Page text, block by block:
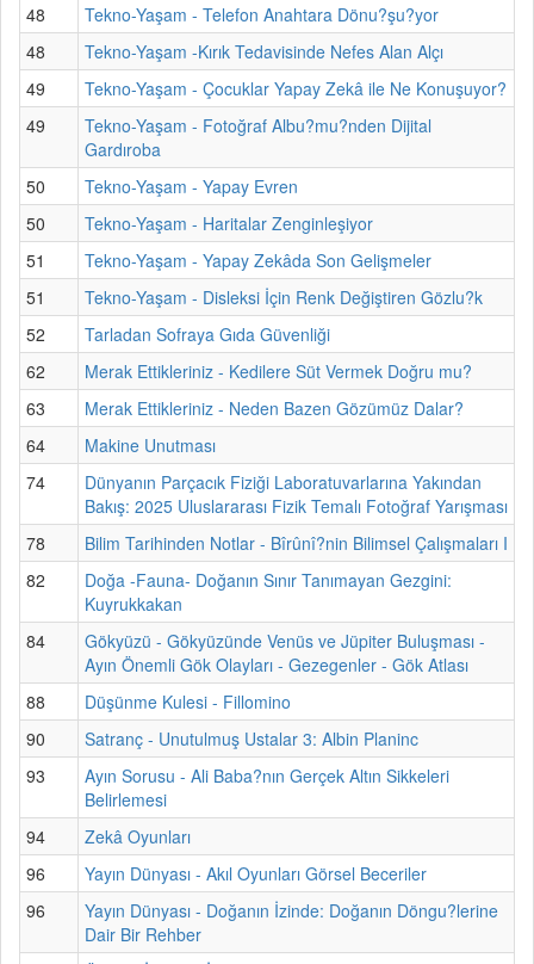
48
Tekno-Yaşam - Telefon Anahtara Dönu?şu?yor
48
Tekno-Yaşam -Kırık Tedavisinde Nefes Alan Alçı
49
Tekno-Yaşam - Çocuklar Yapay Zekâ ile Ne Konuşuyor?
49
Tekno-Yaşam - Fotoğraf Albu?mu?nden Dijital
Gardıroba
50
Tekno-Yaşam - Yapay Evren
50
Tekno-Yaşam - Haritalar Zenginleşiyor
51
Tekno-Yaşam - Yapay Zekâda Son Gelişmeler
51
Tekno-Yaşam - Disleksi İçin Renk Değiştiren Gözlu?k
52
Tarladan Sofraya Gıda Güvenliği
62
Merak Ettikleriniz - Kedilere Süt Vermek Doğru mu?
63
Merak Ettikleriniz - Neden Bazen Gözümüz Dalar?
64
Makine Unutması
74
Dünyanın Parçacık Fiziği Laboratuvarlarına Yakından
Bakış: 2025 Uluslararası Fizik Temalı Fotoğraf Yarışması
78
Bilim Tarihinden Notlar - Bîrûnî?nin Bilimsel Çalışmaları I
82
Doğa -Fauna- Doğanın Sınır Tanımayan Gezgini:
Kuyrukkakan
84
Gökyüzü - Gökyüzünde Venüs ve Jüpiter Buluşması -
Ayın Önemli Gök Olayları - Gezegenler - Gök Atlası
88
Düşünme Kulesi - Fillomino
90
Satranç - Unutulmuş Ustalar 3: Albin Planinc
93
Ayın Sorusu - Ali Baba?nın Gerçek Altın Sikkeleri
Belirlemesi
94
Zekâ Oyunları
96
Yayın Dünyası - Akıl Oyunları Görsel Beceriler
96
Yayın Dünyası - Doğanın İzinde: Doğanın Döngu?lerine
Dair Bir Rehber